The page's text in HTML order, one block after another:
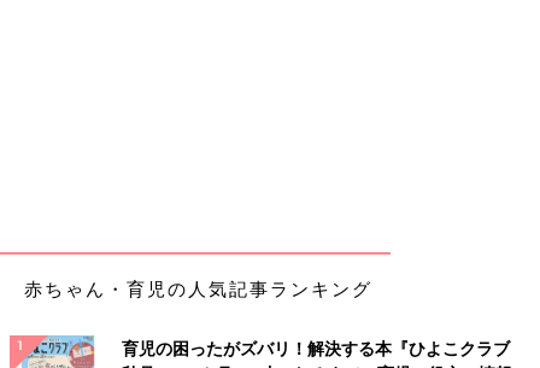
赤ちゃん・育児の人気記事ランキング
育児の困ったがズバリ！解決する本『ひよこクラブ